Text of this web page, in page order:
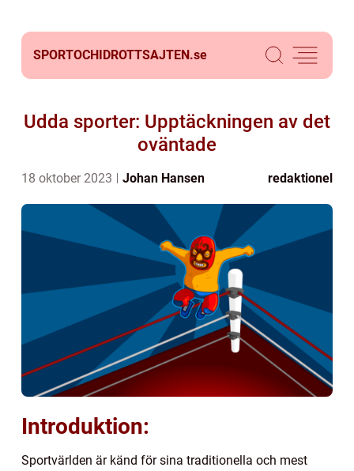
SPORTOCHIDROTTSAJTEN.se
Udda sporter: Upptäckningen av det
oväntade
18 oktober 2023 Johan Hansen redaktionel
Introduktion:
Sportvärlden är känd för sina traditionella och mest